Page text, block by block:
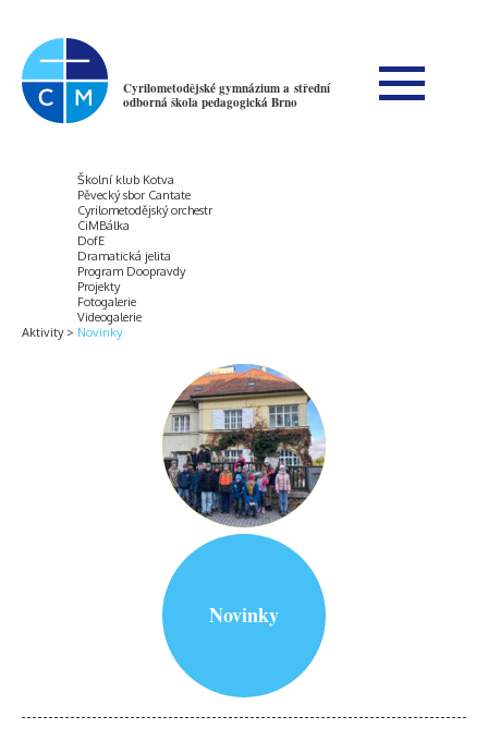
Cyrilometodějské gymnázium a střední
odborná škola pedagogická Brno
Aktivity
Školní klub Kotva
Pěvecký sbor Cantate
Cyrilometodějský orchestr
CiMBálka
DofE
Dramatická jelita
Program Doopravdy
Projekty
Fotogalerie
Videogalerie
Novinky
Novinky